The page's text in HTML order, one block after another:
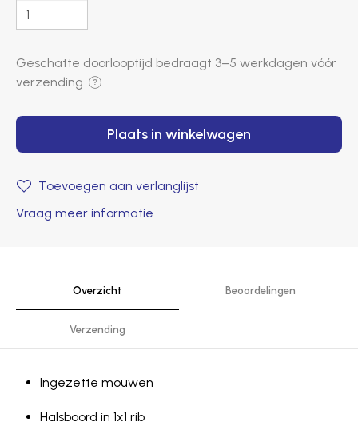
Geschatte doorlooptijd bedraagt ​​ 3–5 werkdagen vóór
verzending
?
Plaats in winkelwagen
Toevoegen aan verlanglijst
Vraag meer informatie
Overzicht Beoordelingen
Verzending
Ingezette mouwen
Halsboord in 1x1 rib